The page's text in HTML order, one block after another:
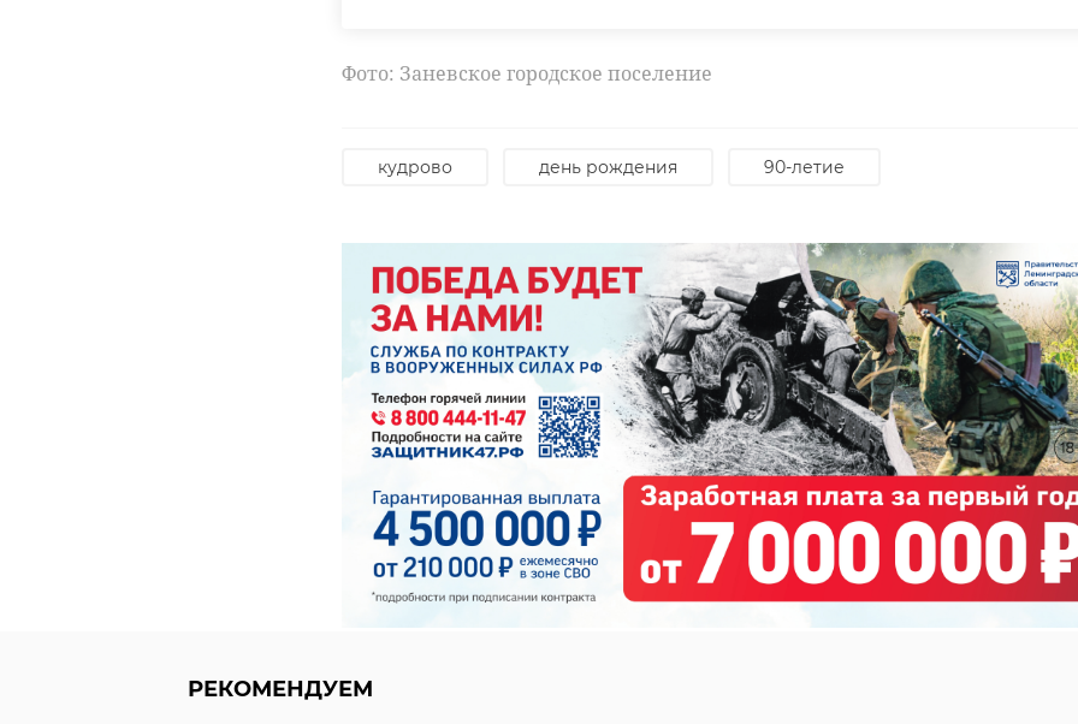
Фото: Заневское городское поселение
кудрово день рождения 90-летие
РЕКОМЕНДУЕМ
в котором будет функционировать центральное стерилизационное
Фото: https://t.me/komzdravlenobl/3099
александр жарков волховский район больница
капитальный ремонт
РЕКОМЕНДУЕМ
Капитальный
ремонт
на фина ...
Больше 20
рабочих
В